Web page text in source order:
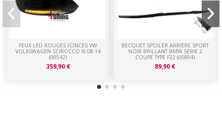
FEUX LED ROUGES FONCES VW
VOLKSWAGEN SCIROCCO III 08-14
(00542)
359,90 €
BECQUET SPOILER ARRIERE SPORT
NOIR BRILLANT BMW SERIE 2
COUPE TYPE F22 (05894)
89,90 €